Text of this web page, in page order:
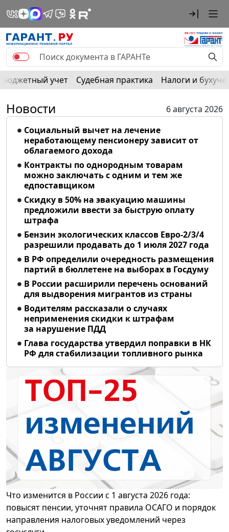
Бюджетный учет Судебная практика Налоги и
Новости
6 августа 2026
Социальный вычет на лечение
неработающему пенсионеру зависит от
облагаемого дохода
Контракты по однородным товарам
можно заключать с одним и тем же
едпоставщиком
Скидку в 50% на эвакуацию машины
предложили ввести за быструю оплату
штрафа
Бензин экологических классов Евро-2/3/4
разрешили продавать до 1 июля 2027 года
В РФ определили очередность размещения
партий в бюллетене на выборах в Госдуму
В России расширили перечень оснований
для выдворения мигрантов из страны
Водителям рассказали о случаях
неприменения скидки к штрафам
за нарушение ПДД
Глава государства утвердил поправки в НК
РФ для стабилизации топливного рынка
Что изменится в России с 1 августа 2026 года:
повысят пенсии, уточнят правила ОСАГО и порядок
направления налоговых уведомлений через